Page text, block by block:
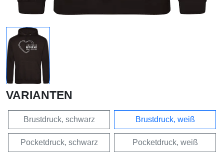
VARIANTEN
Brustdruck, schwarz Brustdruck, weiß
Pocketdruck, schwarz Pocketdruck, weiß